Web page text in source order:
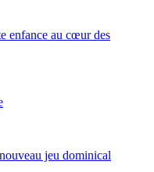
enfance au cœur des
jeu dominical